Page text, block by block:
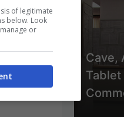
Cave,
Tablet
of legitimate
below. Look
or